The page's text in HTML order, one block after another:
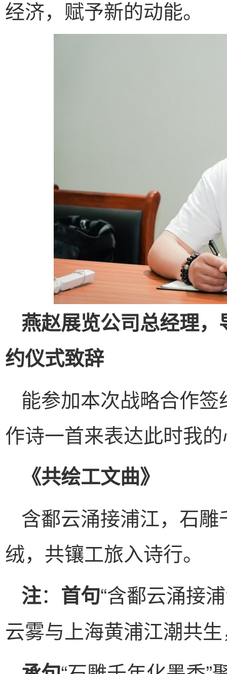
经济，赋予新的动能。
燕赵展览公司总经理，
约仪式致辞
能参加本次战略合作
作诗一首来表达此时我
《共绘工文曲》
含鄱云涌接浦江，石
绒，共镶工旅入诗行。
注： 首句“含鄱云涌接
云雾与上海黄浦江潮共